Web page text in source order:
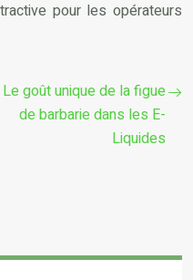
pour les opérateurs
Le goût unique de la figue
de barbarie dans les E-
Liquides